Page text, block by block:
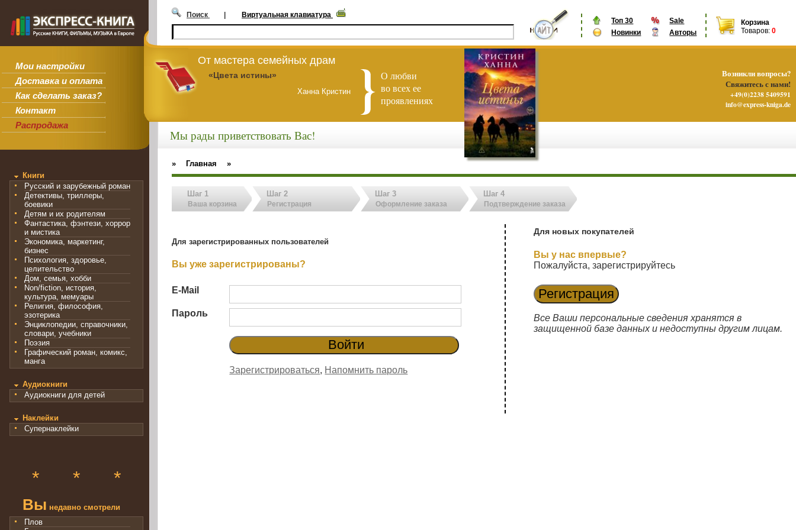
Мои настройки
Доставка и оплата
Как сделать заказ?
Контакт
Распродажа
Топ 30
Sale
Новинки
Авторы
Корзина
Товаров: 0
Поиск | Виртуальная клавиатура
От мастера семейных драм
«Цвета истины»
Ханна Кристин
О любви
во всех ее
проявлениях
Книги
Русский и зарубежный роман
Детективы, триллеры,
боевики
Детям и их родителям
Фантастика, фэнтези, хоррор
и мистика
Экономика, маркетинг,
бизнес
Психология, здоровье,
целительство
Дом, семья, хобби
Non/fiction, история,
культура, мемуары
Религия, философия,
эзотерика
Энциклопедии, справочники,
словари, учебники
Поэзия
Графический роман, комикс,
манга
Аудиокниги
Аудиокниги для детей
Наклейки
Супернаклейки
* * *
Вы недавно смотрели
Плов
Мы рады приветствовать Вас!
» Главная »
Шаг 1
Ваша корзина
Шаг 2
Регистрация
Шаг 3
Оформление заказа
Шаг 4
Подтверждение заказа
Для зарегистрированных пользователей
Вы уже зарегистрированы?
E-Mail
Пароль
Зарегистрироваться, Напомнить пароль
Для новых покупателей
Вы у нас впервые?
Пожалуйста, зарегистрируйтесь
Все Ваши персональные сведения хранятся в
защищенной базе данных и недоступны другим лицам.
Возникли вопросы?
Свяжитесь с нами!
+49(0)2238 5409591
info@express-kniga.de